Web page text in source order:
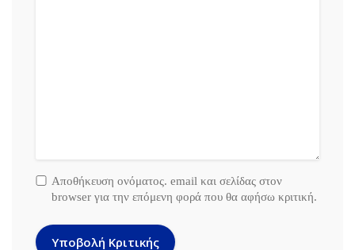
Αποθήκευση ονόματος. email και σελίδας στον
browser για την επόμενη φορά που θα αφήσω κριτική.